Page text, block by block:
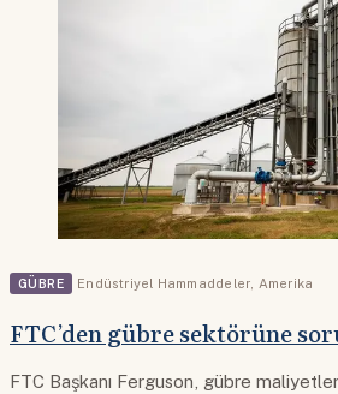
GÜBRE Endüstriyel Hammaddeler Amerika
FTC’den gübre sektörüne
FTC Başkanı Ferguson, gübre